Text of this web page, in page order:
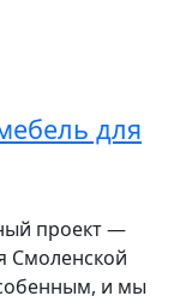
для
проект —
Смоленской
и мы